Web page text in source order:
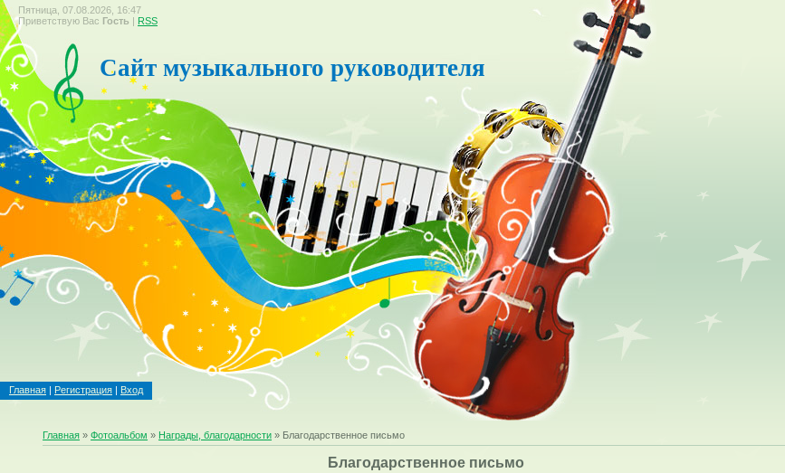
Пятница, 07.08.2026, 16:47
Приветствую Вас Гость | RSS
Сайт музыкального руководителя
Главная | Регистрация | Вход
Главная »Фотоальбом » Награды, благодарности » Благодарственное письмо
Благодарственное письмо